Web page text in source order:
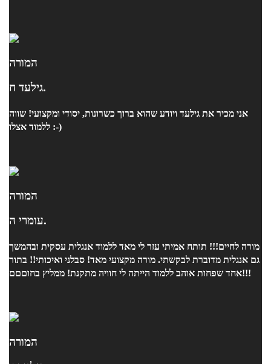
המורה
גילעד ח.
אני מכיר את גילעד ויודע שהוא ברוך כשרונות, יסודי ומקצועי! שווה
ללמוד אצלו :-)
המורה
עומרי ה.
מורה לחיים!!! תותח אמיתי עזר לי מאד ללמוד אנגלית עסקית ובהמשך
גם אנגלית מדוברת לבקשתי. מורה מקצועי מאד! סבלני ואיכותי!! בתור
אחד שפחות אוהב ללמוד הייתה לי חוויה מתקנת! ממליץ בחוםםם!!!
המורה